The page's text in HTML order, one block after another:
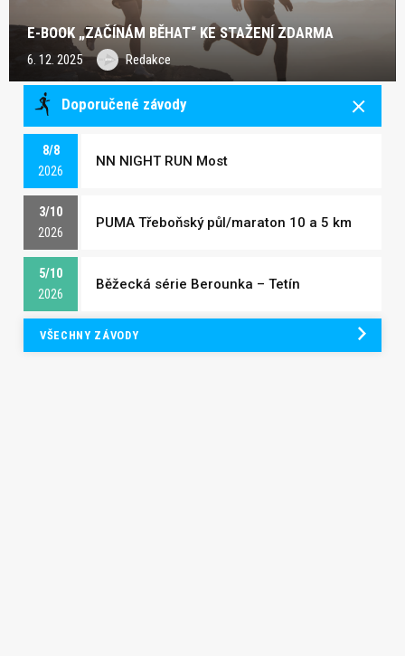
E-BOOK „ZAČÍNÁM BĚHAT“ KE STAŽENÍ ZDARMA
6. 12. 2025 Redakce
Doporučené závody
8/8
2026
NN NIGHT RUN Most
3/10
2026
PUMA Třeboňský půl/maraton 10 a 5 km
5/10
2026
Běžecká série Berounka – Tetín
VŠECHNY ZÁVODY